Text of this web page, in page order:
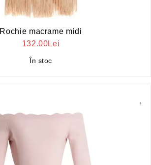
Rochie macrame midi
132.00Lei
În stoc